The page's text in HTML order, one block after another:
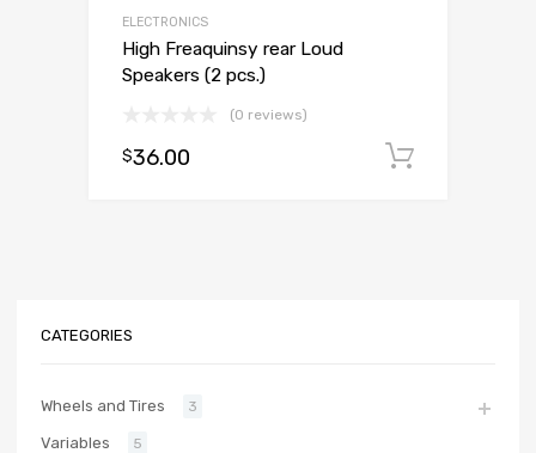
ELECTRONICS
High Freaquinsy rear Loud
Speakers (2 pcs.)
(0 reviews)
$36.00
CATEGORIES
Wheels and Tires 3
Variables 5